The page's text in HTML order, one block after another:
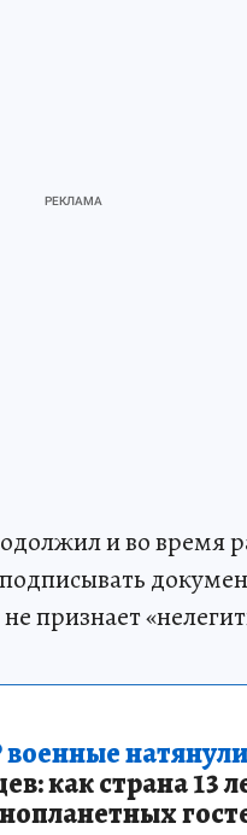
и во время
признает
натянули
как страна 13